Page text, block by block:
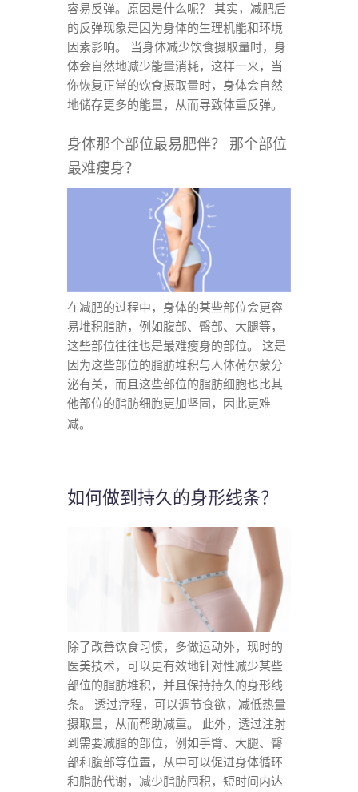
容易反弹。 原因是什么呢？ 其实，减肥后
的反弹现象是因为身体的生理机能和环境
因素影响。 当身体减少饮食摄取量时，身
体会自然地减少能量消耗，这样一来，当
你恢复正常的饮食摄取量时，身体会自然
地储存更多的能量，从而导致体重反弹。
身体那个部位最易肥伴？ 那个部位
最难瘦身？
在减肥的过程中，身体的某些部位会更容
易堆积脂肪，例如腹部、臀部、大腿等，
这些部位往往也是最难瘦身的部位。 这是
因为这些部位的脂肪堆积与人体荷尔蒙分
泌有关，而且这些部位的脂肪细胞也比其
他部位的脂肪细胞更加坚固，因此更难
减。
如何做到持久的身形线条？
除了改善饮食习惯，多做运动外，现时的
医美技术，可以更有效地针对性减少某些
部位的脂肪堆积，并且保持持久的身形线
条。 透过疗程，可以调节食欲，减低热量
摄取量，从而帮助减重。 此外，透过注射
到需要减脂的部位，例如手臂、大腿、臀
部和腹部等位置，从中可以促进身体循环
和脂肪代谢，减少脂肪囤积，短时间内达